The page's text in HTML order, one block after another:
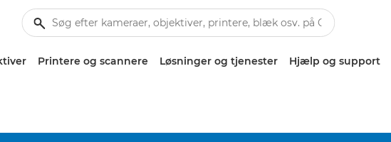
Printere og scannere Løsninger og tjenester Hjælp og support